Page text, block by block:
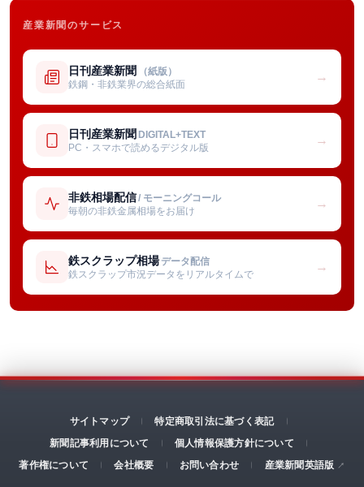
産業新聞のサービス
日刊産業新聞 （紙版）
鉄鋼・非鉄業界の総合紙面
→
日刊産業新聞 DIGITAL+TEXT
PC・スマホで読めるデジタル版
→
非鉄相場配信/ モーニングコール
毎朝の非鉄金属相場をお届け
→
鉄スクラップ相場 データ配信
鉄スクラップ市況データをリアルタイムで
→
サイトマップ
特定商取引法に基づく表記
新聞記事利用について
個人情報保護方針について
著作権について
会社概要 お問い合わせ 産業新聞英語版